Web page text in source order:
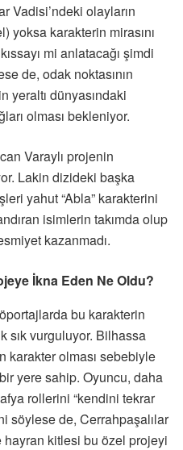
Vadisi’ndeki olayların
yoksa karakterin mirasını
mi anlatacağı şimdi
de, odak noktasının
yeraltı dünyasındaki
olması bekleniyor.
Varaylı projenin
Lakin dizideki başka
yahut “Abla” karakterini
isimlerin takımda olup
kazanmadı.
İkna Eden Ne Oldu?
bu karakterin
sık vurguluyor. Bilhassa
karakter olması sebebiyle
yere sahip. Oyuncu, daha
rollerini “kendini tekrar
söylese de, Cerrahpaşalılar
hayran kitlesi bu özel projeyi